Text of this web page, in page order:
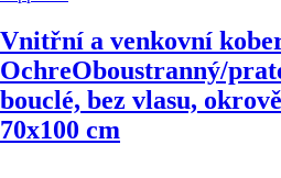
Vnitřní a venkovní
OchreOboustranný/
bouclé, bez vlasu,
70x100 cm